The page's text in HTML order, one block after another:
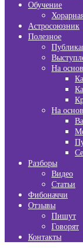
Обучение
Астросоюзник
Полезное
На
На
Разборы
Видео
Статьи
Фибоначчи
Отзывы
Пишут
Говорят
Контакты